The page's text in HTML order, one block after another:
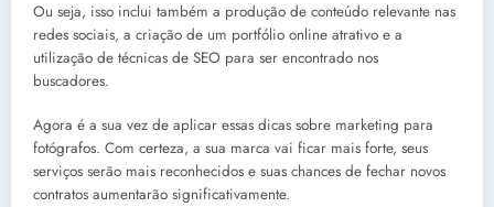
Ou seja, isso inclui também a produção de conteúdo relevante nas
redes sociais, a criação de um portfólio online atrativo e a
utilização de técnicas de SEO para ser encontrado nos
buscadores.
Agora é a sua vez de aplicar essas dicas sobre marketing para
fotógrafos. Com certeza, a sua marca vai ficar mais forte, seus
serviços serão mais reconhecidos e suas chances de fechar novos
contratos aumentarão significativamente.